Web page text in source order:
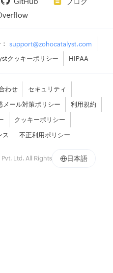
support@zohocatalyst.com
クッキーポリシー HIPAA
わせ セキュリティ
メール対策ポリシー 利用規約
クッキーポリシー
ス 不正利用ポリシー
Ltd. All Rights Reserved.
日本語